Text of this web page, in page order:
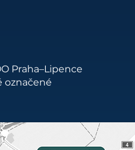
Praha–Lipence
označené